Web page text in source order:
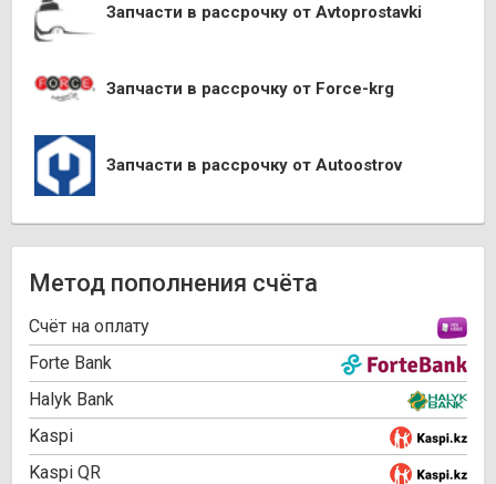
Запчасти в рассрочку от Avtoprostavki
Запчасти в рассрочку от Force-krg
Запчасти в рассрочку от Autoostrov
Метод пополнения счёта
Cчёт на оплату
Forte Bank
Halyk Bank
Kaspi
Kaspi QR